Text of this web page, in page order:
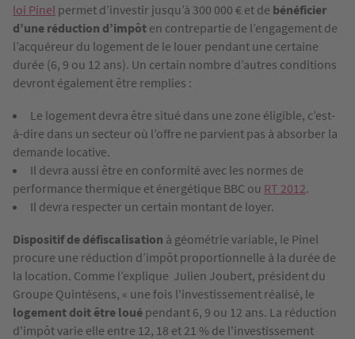
loi Pinel permet d’investir jusqu’à 300 000 € et de bénéficier
d’une réduction d’impôt en contrepartie de l’engagement de
l’acquéreur du logement de le louer pendant une certaine
durée (6, 9 ou 12 ans). Un certain nombre d’autres conditions
devront également être remplies :
Le logement devra être situé dans une zone éligible, c’est-
à-dire dans un secteur où l’offre ne parvient pas à absorber la
demande locative.
Il devra aussi être en conformité avec les normes de
performance thermique et énergétique BBC ou RT 2012.
Il devra respecter un certain montant de loyer.
Dispositif de défiscalisation à géométrie variable, le Pinel
procure une réduction d’impôt proportionnelle à la durée de
la location. Comme l’explique Julien Joubert, président du
Groupe Quintésens, « une fois l'investissement réalisé, le
logement doit être loué pendant 6, 9 ou 12 ans. La réduction
d'impôt varie elle entre 12, 18 et 21 % de l'investissement